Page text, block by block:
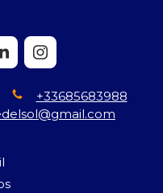
+33685683988